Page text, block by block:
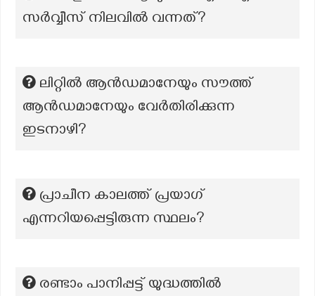
സര്‍വ്വീസ് നിലവില്‍ വന്നത്?
ലിറ്റിൽ ആൻഡമാനേയും സൗത്ത്
ആൻഡമാനേയും വേർതിരിക്കുന്ന
ഇടനാഴി?
പ്രാചീന കാലത്ത് പ്രയാഗ്
എന്നറിയപ്പെട്ടിരുന്ന സ്ഥലം?
രണ്ടാം പാനിപ്പട്ട് യുദ്ധത്തിൽ